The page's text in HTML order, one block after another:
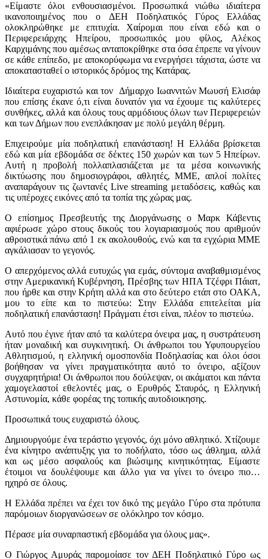
«Είμαστε όλοι ενθουσιασμένοι. Προσωπικά νιώθω ιδιαίτερα
ικανοποιημένος που ο ΔΕΗ Ποδηλατικός Γύρος Ελλάδας
ολοκληρώθηκε με επιτυχία. Χαίρομαι που είναι εδώ και ο
Περιφερειάρχης Ηπείρου, προσωπικός μου φίλος, Αλέκος
Καρχιμάνης που αμέσως ανταποκρίθηκε στα όσα έπρεπε να γίνουν
σε κάθε επίπεδο, με αποκορύφωμα να ενεργήσει τάχιστα, ώστε να
αποκατασταθεί ο ιστορικός δρόμος της Κατάρας.
Ιδιαίτερα ευχαριστώ και τον Δήμαρχο Ιωαννιτών Μωυσή Ελισάφ
που επίσης έκανε ό,τι είναι δυνατόν για να έχουμε τις καλύτερες
συνθήκες, αλλά και όλους τους αρμόδιους όλων των Περιφερειών
και των Δήμων που ενεπλάκησαν με πολύ μεγάλη θέρμη.
Επιχειρούμε μία ποδηλατική επανάσταση! Η Ελλάδα βρίσκεται
εδώ και μία εβδομάδα σε δέκτες 150 χωρών και των 5 Ηπείρων.
Αυτή η προβολή πολλαπλασιάζεται με τα μέσα κοινωνικής
δικτύωσης που δημοσιογράφοι, αθλητές, ΜΜΕ, απλοί πολίτες
αναπαράγουν τις ζωντανές Live streaming μεταδόσεις, καθώς και
τις υπέροχες εικόνες από τα τοπία της χώρας μας.
Ο επίσημος Πρεσβευτής της Διοργάνωσης ο Μαρκ Κάβεντις
αφιέρωσε χώρο στους δικούς του λογιαριασμούς που αριθμούν
αθροιστικά πάνω από 1 εκ ακολουθούς, ενώ και τα εγχώρια ΜΜΕ
αγκάλιασαν το γεγονός.
Ο απερχόμενος αλλά ευτυχώς για εμάς, σύντομα αναβαθμισμένος
στην Αμερικανική Κυβέρνηση, Πρέσβης των ΗΠΑ Τζέφρι Πάιατ,
που ήρθε και στην Κρήτη αλλά και στο δεύτερο ετάπ στο ΟΑΚΑ,
μου το είπε και το πιστεύω: Στην Ελλάδα επιτελείται μία
ποδηλατική επανάσταση! Πράγματι έτσι είναι, πλέον το πιστεύω.
Αυτό που έγινε ήταν από τα καλύτερα όνειρα μας, η συστράτευση
ήταν μοναδική και συγκινητική. Οι άνθρωποι του Υφυπουργείου
Αθλητισμού, η ελληνική ομοσπονδία Ποδηλασίας και όλοι όσοι
βοήθησαν να γίνει πραγματικότητα αυτό το όνειρο, αξίζουν
συγχαρητήρια! Οι άνθρωποι που δούλεψαν, οι ακάματοι και πάντα
χαμογελαστοί εθελοντές μας, ο Ερυθρός Σταυρός, η Ελληνική
Αστυνομία, κάθε φορέας της τοπικής αυτοδιοικησης.
Προσωπικά τους ευχαριστώ όλους.
Δημιουργούμε ένα τεράστιο γεγονός, όχι μόνο αθλητικό. Χτίζουμε
ένα κίνητρο ανάπτυξης για το ποδήλατο, τόσο ως άθλημα, αλλά
και ως μέσο ασφαλούς και βιώσιμης κινητικότητας. Είμαστε
έτοιμοι να δουλέψουμε και άλλο για να γίνει το όνειρο πιο…
ηχηρό σε όλους.
Η Ελλάδα πρέπει να έχει τον δικό της μεγάλο Γύρο στα πρότυπα
παρόμοιων διοργανώσεων σε ολόκληρο τον κόσμο.
Πέρασε μία συναρπαστική εβδομάδα για όλους μας».
Ο Γιώργος Αμυράς παρομοίασε τον ΔΕΗ Ποδηλατικό Γύρο ως